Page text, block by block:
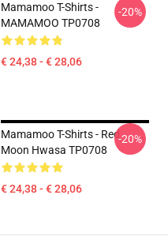
Mamamoo T-Shirts -
MAMAMOO TP0708
€ 24,38 - € 28,06
-20%
Mamamoo T-Shirts - Red
Moon Hwasa TP0708
€ 24,38 - € 28,06
-20%